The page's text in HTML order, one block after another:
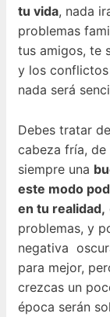
tu vida, nada
problemas
tus amigos, te
y los
nada será
Debes tratar
cabeza fría,
siempre una
este modo
en tu realidad,
problemas, y
negativa
para mejor,
crezcas un
época serán